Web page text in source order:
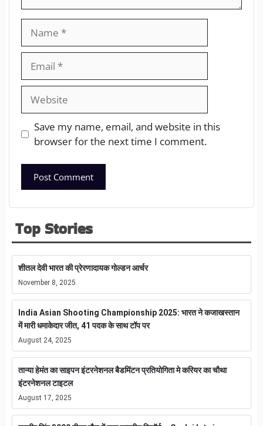
Save my name, email, and website in this
browser for the next time I comment.
Top Stories
शीतल देवी भारत की प्रेरणादायक गोल्डन आर्चर
November 8, 2025
India Asian Shooting Championship 2025: भारत ने कजाखस्तान
में मारी धमाकेदार जीत, 41 पदक के साथ टॉप पर
August 24, 2025
तान्या हेमंत का साइपन इंटरनेशनल बैडमिंटन प्रतियोगिता मे करियर का चौथा
इंटरनेशनल टाइटल
August 17, 2025